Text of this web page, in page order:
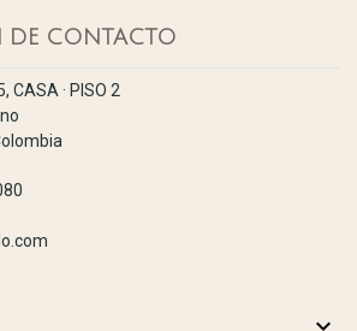
DE CONTACTO
CASA · PISO 2